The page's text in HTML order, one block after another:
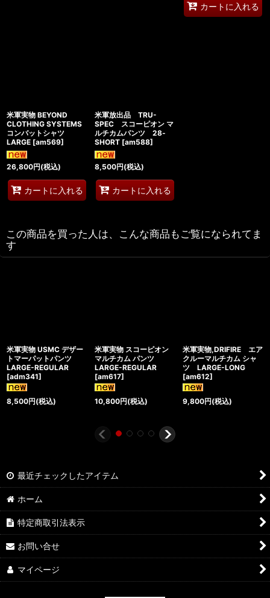
カートに入れる
米軍実物 BEYOND
CLOTHING SYSTEMS
コンバットシャツ
LARGE [am569]
26,800円(税込)
カートに入れる
米軍放出品 TRU-
SPEC スコーピオン マ
ルチカムパンツ 28‐
SHORT [am588]
8,500円(税込)
カートに入れる
この商品を買った人は、こんな商品もご覧になられてま
す
米軍実物 USMC デザー
トマーパットパンツ
LARGE-REGULAR
[adm341]
8,500円(税込)
米軍実物 スコーピオン
マルチカム パンツ
LARGE-REGULAR
[am617]
10,800円(税込)
米軍実物,DRIFIRE エア
クルーマルチカム シャ
ツ LARGE-LONG
[am612]
9,800円(税込)
最近チェックしたアイテム
ホーム
特定商取引法表示
お問い合せ
マイページ